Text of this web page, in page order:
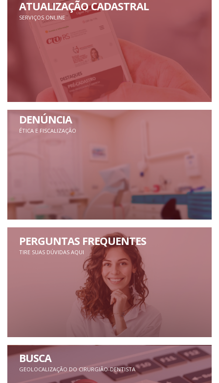
ATUALIZAÇÃO CADASTRAL
SERVIÇOS ONLINE
DENÚNCIA
ÉTICA E FISCALIZAÇÃO
PERGUNTAS FREQUENTES
TIRE SUAS DÚVIDAS AQUI
BUSCA
GEOLOCALIZAÇÃO DO CIRURGIÃO-DENTISTA